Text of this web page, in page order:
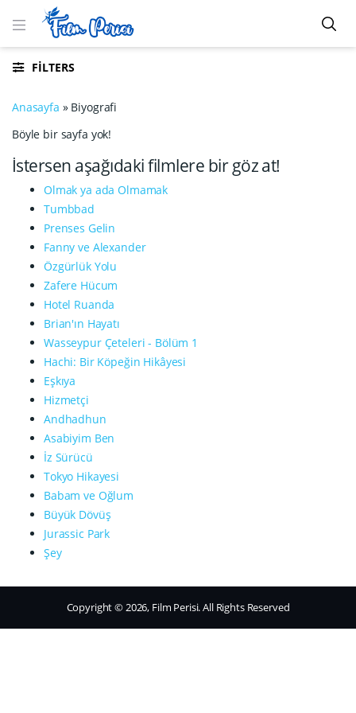
FILTERS
Anasayfa » Biyografi
Böyle bir sayfa yok!
İstersen aşağıdaki filmlere bir göz at!
Olmak ya ada Olmamak
Tumbbad
Prenses Gelin
Fanny ve Alexander
Özgürlük Yolu
Zafere Hücum
Hotel Ruanda
Brian'ın Hayatı
Wasseypur Çeteleri - Bölüm 1
Hachi: Bir Köpeğin Hikâyesi
Eşkıya
Hizmetçi
Andhadhun
Asabiyim Ben
İz Sürücü
Tokyo Hikayesi
Babam ve Oğlum
Büyük Dövüş
Jurassic Park
Şey
Copyright © 2026, Film Perisi. All Rights Reserved